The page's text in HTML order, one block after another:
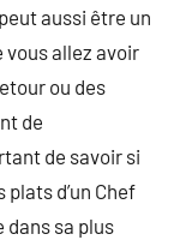
aussi être un
allez avoir
ou des
de
de savoir si
d’un Chef
dans sa plus